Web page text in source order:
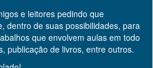
e leitores pedindo que
dentro de suas possibilidades, para
que envolvem aulas em todo
publicação de livros, entre outros.